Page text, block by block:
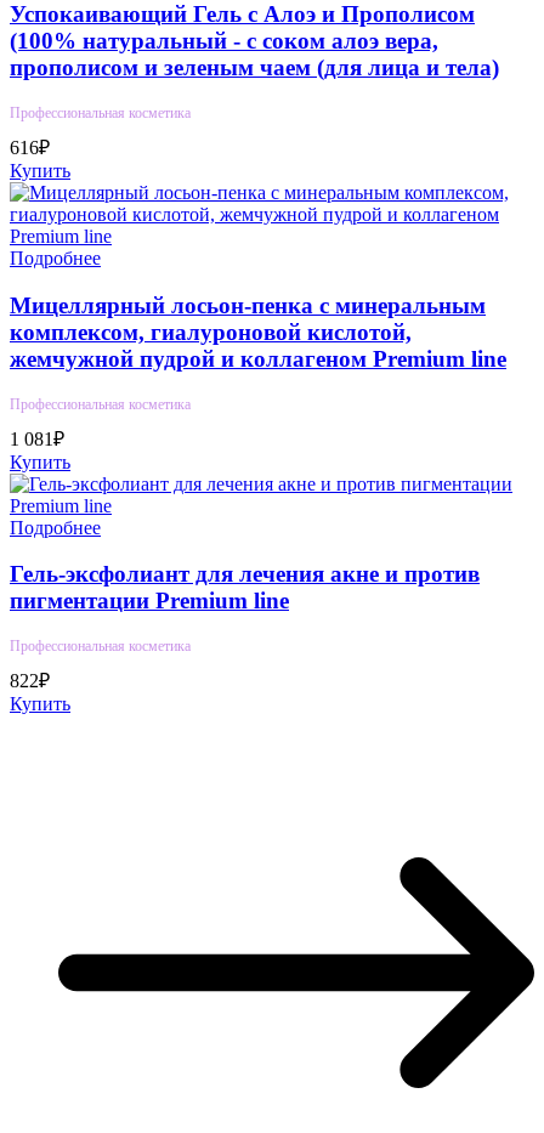
Успокаивающий Гель с Алоэ и Прополисом
(100% натуральный - с соком алоэ вера,
прополисом и зеленым чаем (для лица и тела)
Профессиональная косметика
616₽
Купить
Подробнее
Мицеллярный лосьон-пенка с минеральным
комплексом, гиалуроновой кислотой,
жемчужной пудрой и коллагеном Premium line
Профессиональная косметика
1 081₽
Купить
Подробнее
Гель-эксфолиант для лечения акне и против
пигментации Premium line
Профессиональная косметика
822₽
Купить